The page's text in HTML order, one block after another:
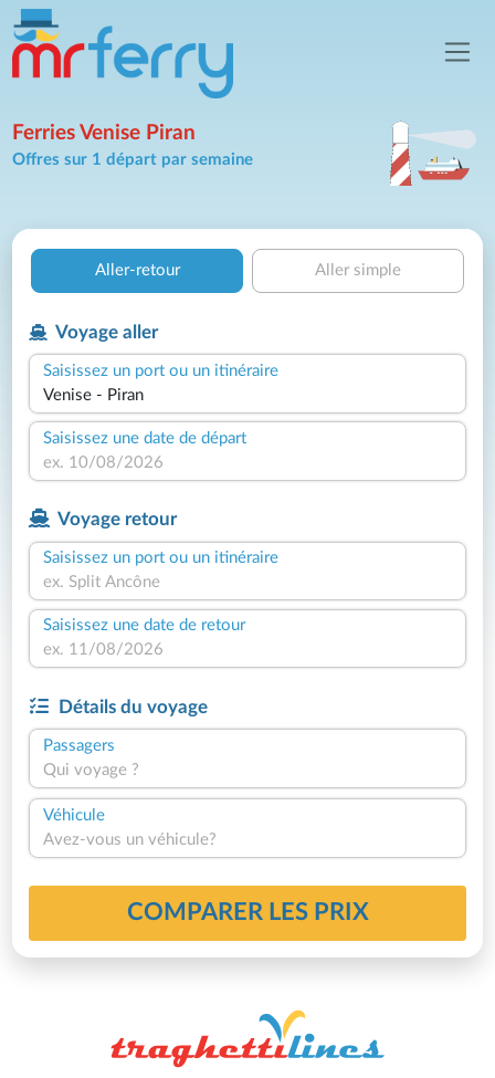
Ferries Venise Piran
Offres sur 1 départ par semaine
Aller-retour Aller simple
Voyage aller
Saisissez un port ou un itinéraire
Saisissez une date de départ
Voyage retour
Saisissez un port ou un itinéraire
Saisissez une date de retour
Détails du voyage
Passagers
Qui voyage ?
Véhicule
Avez-vous un véhicule?
COMPARER LES PRIX